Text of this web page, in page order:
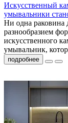
Искусственный
умывальники
Ни одна раковина
разнообразием
искусственного
умывальник,
подробнее